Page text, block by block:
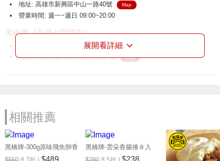
地址: 高雄市新興區中山一路40號
Map
營業時間: 週一~週日 09:00~20:00
黑橋牌《高雄七賢門市》
地址: 高雄市鹽埕區七賢三路114號
Map
營業時間: 週一~週日 10:00~22:00
黑橋牌《香腸博物館》
電話: (06)261-6990
展開看詳細
相關推薦
黑橋牌-300g原味飛魚卵香
腸+300g芥末飛魚卵香腸
黑橋牌-雲朵香腸捲８入
(冷凍)，１件組 享樂券